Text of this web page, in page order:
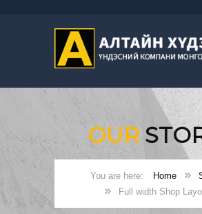
OUR
Home
Full width Shop